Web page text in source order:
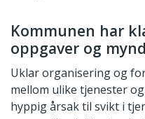
Kommunen har
oppgaver og
Uklar organisering og
mellom ulike tjenester
hyppig årsak til svikt i